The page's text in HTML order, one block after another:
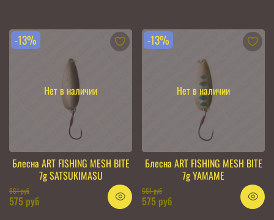
Нет в наличии
-13%
Блесна ART FISHING MESH BITE
7g SATSUKIMASU
661 руб
575 руб
Нет в наличии
-13%
Блесна ART FISHING MESH BITE
7g YAMAME
661 руб
575 руб